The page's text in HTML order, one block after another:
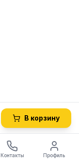
В корзину
Контакты Профиль